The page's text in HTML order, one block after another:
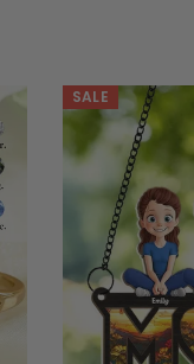
SALE